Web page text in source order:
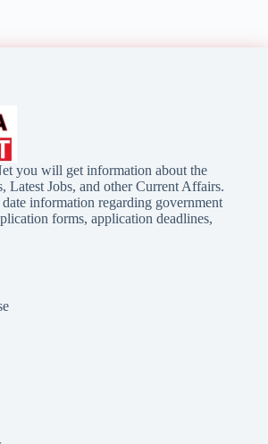
you will get information about the
Latest Jobs, and other Current Affairs.
information regarding government
forms, application deadlines,